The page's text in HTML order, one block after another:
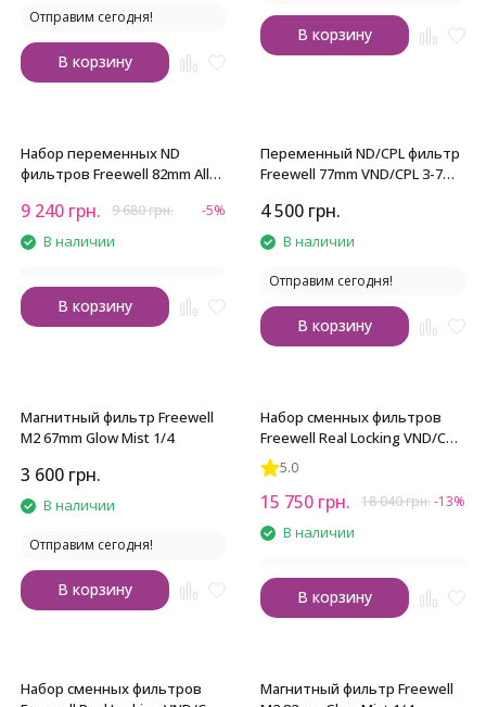
Отправим сегодня!
В корзину
В корзину
Набор переменных ND
фильтров Freewell 82mm All
9 240 грн. 9 680грн. -5%
В наличии
В корзину
Переменный ND/CPL фильтр
Freewell 77mm VND/CPL 3-7
4 500 грн.
В наличии
Отправим сегодня!
В корзину
Магнитный фильтр Freewell
M2 67mm Glow Mist 1/4
3 600 грн.
В наличии
Отправим сегодня!
В корзину
Набор сменных фильтров
Freewell Real Locking VND/CPL
Mega Kit
5.0
15 750 грн. 18 040грн.-13%
В наличии
В корзину
Набор сменных фильтров
Магнитный фильтр Freewell